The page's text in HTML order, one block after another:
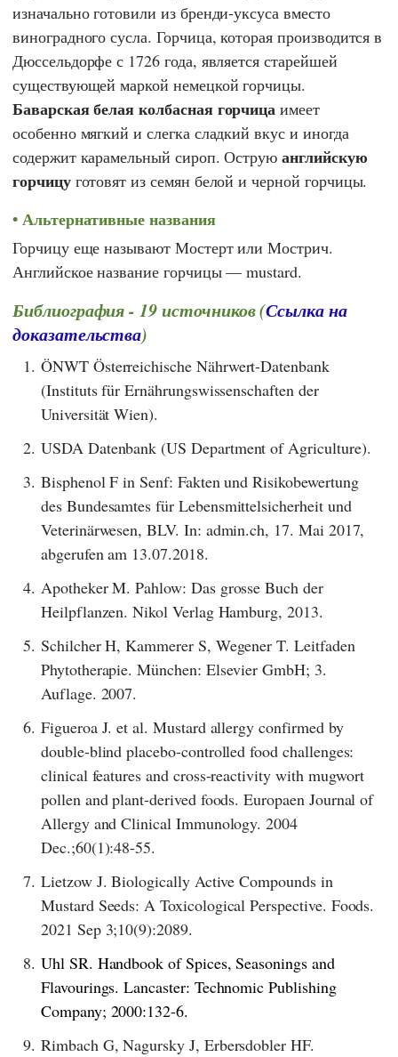
изначально готовили из бренди-уксуса вместо
виноградного сусла. Горчица, которая производится в
Дюссельдорфе с 1726 года, является старейшей
существующей маркой немецкой горчицы.
Баварская белая колбасная горчица имеет
особенно мягкий и слегка сладкий вкус и иногда
содержит карамельный сироп. Оструюанглийскую
горчицуготовят из семян белой и черной горчицы.
Альтернативные названия
Горчицу еще называют Мостерт или Мострич.
Английское название горчицы — mustard.
Библиография - 19 источников (Ссылка на
доказательства)
1. ÖNWT Österreichische Nährwert-Datenbank
(Instituts für Ernährungswissenschaften der
Universität Wien).
2. USDA Datenbank (US Department of Agriculture).
3. Bisphenol F in Senf: Fakten und Risikobewertung
des Bundesamtes für Lebensmittelsicherheit und
Veterinärwesen, BLV. In: admin.ch, 17. Mai 2017,
abgerufen am 13.07.2018.
4. Apotheker M. Pahlow: Das grosse Buch der
Heilpflanzen. Nikol Verlag Hamburg, 2013.
5. Schilcher H, Kammerer S, Wegener T. Leitfaden
Phytotherapie. München: Elsevier GmbH; 3.
Auflage. 2007.
6. Figueroa J. et al. Mustard allergy confirmed by
double-blind placebo-controlled food challenges:
clinical features and cross-reactivity with mugwort
pollen and plant-derived foods. Europaen Journal of
Allergy and Clinical Immunology. 2004
Dec.;60(1):48-55.
7. Lietzow J. Biologically Active Compounds in
Mustard Seeds: A Toxicological Perspective. Foods.
2021 Sep 3;10(9):2089.
8. Uhl SR. Handbook of Spices, Seasonings and
Flavourings. Lancaster: Technomic Publishing
Company; 2000:132-6.
9. Rimbach G, Nagursky J, Erbersdobler HF.